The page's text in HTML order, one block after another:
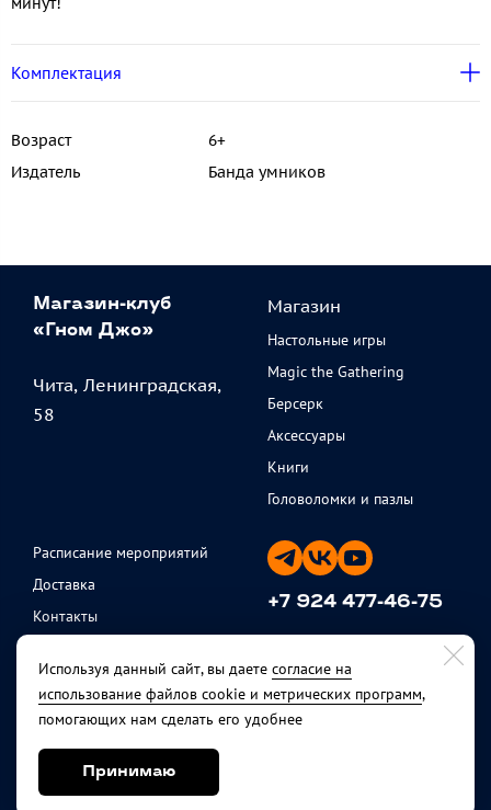
Комплектация
Возраст
6+
Издатель
Банда умников
Магазин-клуб
«Гном Джо»
Чита, Ленинградская,
58
Магазин
Настольные игры
Magic the Gathering
Берсерк
Аксессуары
Книги
Головоломки и пазлы
Расписание мероприятий
Доставка
Контакты
Политика
конфиденциальности
Возврат товара
+7 924 477-46-75
ежедневно с 11 до 20
Используя данный сайт, вы даете согласие на
использование файлов cookie и метрических программ,
помогающих нам сделать его удобнее
Принимаю